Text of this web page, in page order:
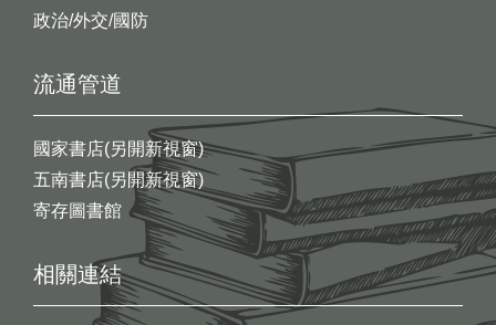
政治/外交/國防
流通管道
國家書店(另開新視窗)
五南書店(另開新視窗)
寄存圖書館
相關連結